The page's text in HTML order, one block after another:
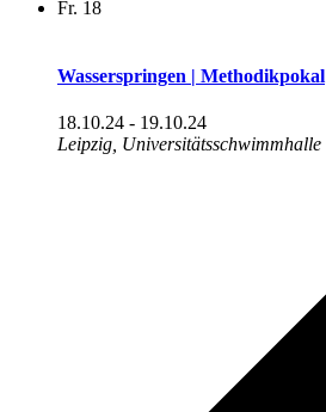
Fr. 18
Wasserspringen | Methodikpokal
18.10.24 - 19.10.24
Leipzig, Universitätsschwimmhalle